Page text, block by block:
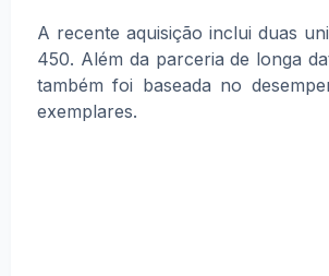
A recente aquisição inclui duas
450. Além da parceria de longa
também foi baseada no
exemplares.